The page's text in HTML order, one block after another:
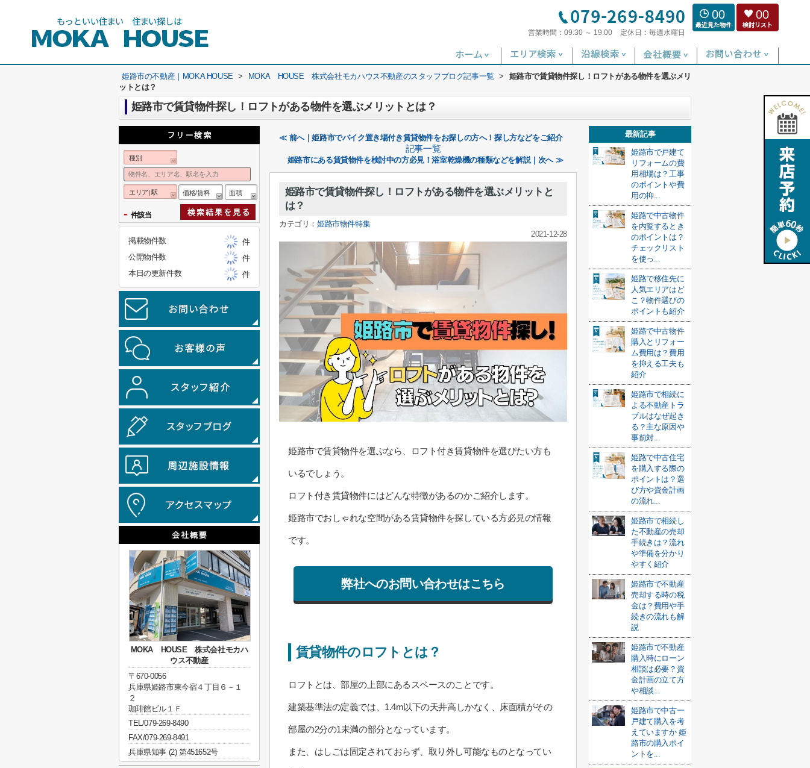
営業時間： 09:30 ～ 19:00 定休日： 毎週水曜日
00 00
姫路市の不動産｜MOKA HOUSE > MOKA HOUSE 株式会社モカハウス不動産のスタッフブログ記事一覧 >
姫路市で賃貸物件探し！ロフトがある物件を選ぶメリ
ットとは？
姫路市で賃貸物件探し！ロフトがある物件を選ぶメリットとは？
≪ 前へ｜姫路市でバイク置き場付き賃貸物件をお探しの方へ！探し方などをご紹介
記事一覧
姫路市にある賃貸物件を検討中の方必見！浴室乾燥機の種類などを解説｜次へ ≫
姫路市で賃貸物件探し！ロフトがある物件を選ぶメリットと
は？
カテゴリ：姫路市物件特集
2021-12-28
姫路市で賃貸物件を選ぶなら、ロフト付き賃貸物件を選びたい方も
いるでしょう。
ロフト付き賃貸物件にはどんな特徴があるのかご紹介します。
姫路市でおしゃれな空間がある賃貸物件を探している方必見の情報
です。
弊社へのお問い合わせはこちら
賃貸物件のロフトとは？
ロフトとは、部屋の上部にあるスペースのことです。
建築基準法の定義では、1.4m以下の天井高しかなく、床面積がその
部屋の2分の1未満の部分となっています。
また、はしごは固定されておらず、取り外し可能なものとなってい
最新記事
姫路市で戸建て
リフォームの費
用相場は？工事
のポイントや費
用の抑...
姫路で中古物件
を内覧するとき
のポイントは？
チェックリスト
を使っ...
姫路で移住先に
人気エリアはど
こ？物件選びの
ポイントも紹介
姫路で中古物件
購入とリフォー
ム費用は？費用
を抑える工夫も
紹介
姫路市で相続に
よる不動産トラ
ブルはなぜ起き
る？主な原因や
事前対...
姫路で中古住宅
を購入する際の
ポイントは？選
び方や資金計画
の流れ...
姫路市で相続し
た不動産の売却
手続きは？流れ
や準備を分かり
やすく紹介
姫路市で不動産
売却する時の税
金は？費用や手
続きの流れも解
説
姫路市で不動産
購入時にローン
相談は必要？資
金計画の立て方
や相談...
姫路市で中古一
戸建て購入を考
えていますか 姫
路市の購入ポイ
ントを...
種別
エリア| 駅 価格/賃料 面積
- 件該当
掲載物件数
件
公開物件数
件
本日の更新件数
件
MOKA HOUSE 株式会社モカハ
ウス不動産
〒670-0056
兵庫県姫路市東今宿４丁目６－１
２
珈琲館ビル１Ｆ
TEL/079-269-8490
FAX/079-269-8491
兵庫県知事 (2) 第451652号